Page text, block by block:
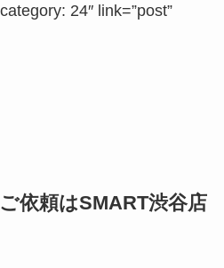
24″ link=”post”
依頼はSMART渋谷店